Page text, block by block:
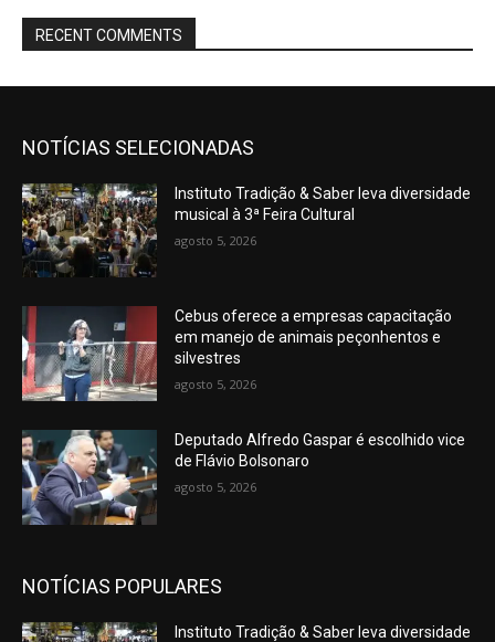
RECENT COMMENTS
NOTÍCIAS SELECIONADAS
Instituto Tradição & Saber leva diversidade
musical à 3ª Feira Cultural
agosto 5, 2026
Cebus oferece a empresas capacitação
em manejo de animais peçonhentos e
silvestres
agosto 5, 2026
Deputado Alfredo Gaspar é escolhido vice
de Flávio Bolsonaro
agosto 5, 2026
NOTÍCIAS POPULARES
Instituto Tradição & Saber leva diversidade